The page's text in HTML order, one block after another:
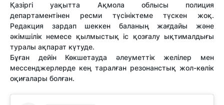
Қазіргі уақытта Ақмола облысы полиция
департаментінен ресми түсініктеме түскен жоқ.
Редакция зардап шеккен баланың жағдайы және
әкімшілік немесе қылмыстық іс қозғалу ықтималдығы
туралы ақпарат күтуде.
Бұған дейін Көкшетауда әлеуметтік желілер мен
мессенджерлерде кең таралған резонанстық жол-көлік
оқиғалары болған.